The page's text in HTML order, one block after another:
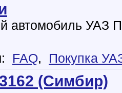
автомобиль УАЗ
: FAQ, Покупка
(Симбир)